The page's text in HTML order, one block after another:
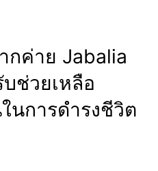
กค่าย Jabalia
ช่วยเหลือ
นการดำรงชีวิต